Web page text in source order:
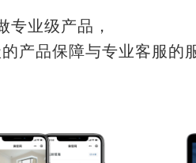
专业级产品，
产品保障与专业客服的